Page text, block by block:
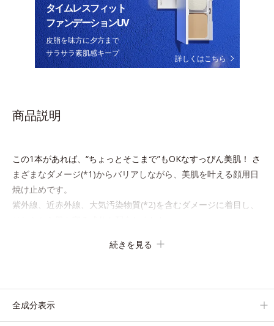
タイムレスフィット
ファンデーションUV
皮脂を味方に夕方まで
サラサラ素肌感キープ
詳しくはこちら
商品説明
この1本があれば、“ちょっとそこまで”もOKなすっぴん美肌！ さ
まざまなダメージ(*1)からバリアしながら、美肌を叶える顔用日
焼け止めです。
紫外線、近赤外線、大気汚染物質(*2)を含むダメージに着目し、
や肌に。さらに超軽量粉体を採用しているので、とっても軽い付
ずみずしい感触で肌に密着してくずれにくい「ローションタイ
続きを見る
全成分表示